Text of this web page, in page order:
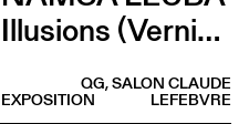
Illusions (Vernissage)
QG, SALON CLAUDE
LEFEBVRE
EXPOSITION